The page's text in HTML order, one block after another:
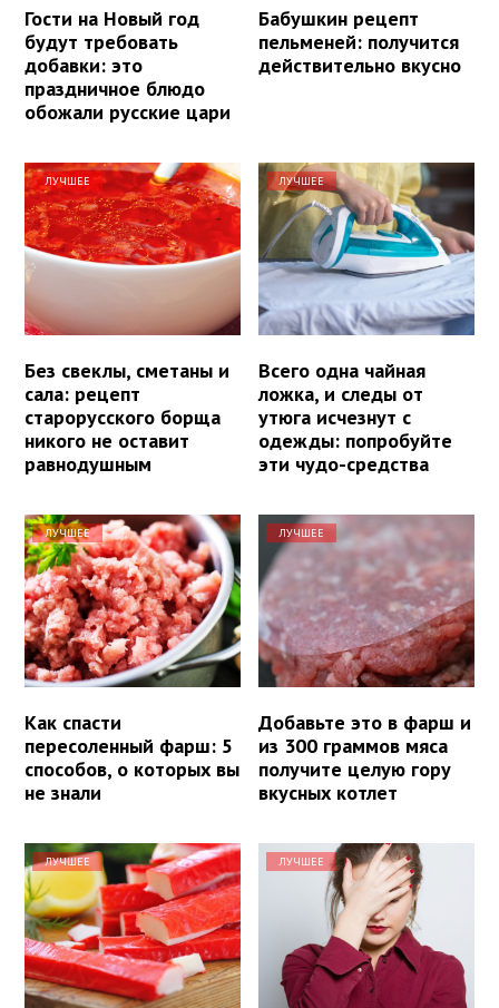
Гости на Новый год
будут требовать
добавки: это
праздничное блюдо
обожали русские цари
Бабушкин рецепт
пельменей: получится
действительно вкусно
ЛУЧШЕЕ
Без свеклы, сметаны и
сала: рецепт
старорусского борща
никого не оставит
равнодушным
ЛУЧШЕЕ
Всего одна чайная
ложка, и следы от
утюга исчезнут с
одежды: попробуйте
эти чудо-средства
ЛУЧШЕЕ
Как спасти
пересоленный фарш: 5
способов, о которых вы
не знали
ЛУЧШЕЕ
Добавьте это в фарш и
из 300 граммов мяса
получите целую гору
вкусных котлет
ЛУЧШЕЕ ЛУЧШЕЕ